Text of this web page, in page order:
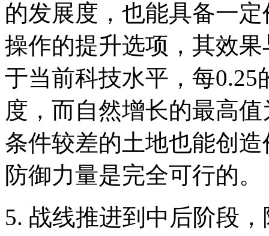
的发展度，也能具备一
操作的提升选项，其效
于当前科技水平，每
度，而自然增长的最高
条件较差的土地也能创
防御力量是完全可行的。
5. 战线推进到中后阶段